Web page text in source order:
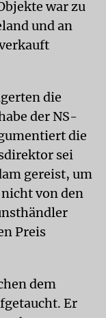
war zu
und an
die
der NS-
die
sei
gereist, um
von den
Preis
dem
Er